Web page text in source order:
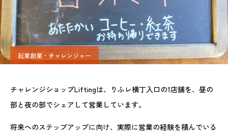
起業創業・チャレンジャー
チャレンジショップLiftingは、りふレ横丁入口の1店舗を、昼の
部と夜の部でシェアして営業しています。
将来へのステップアップに向け、実際に営業の経験を積んでいる